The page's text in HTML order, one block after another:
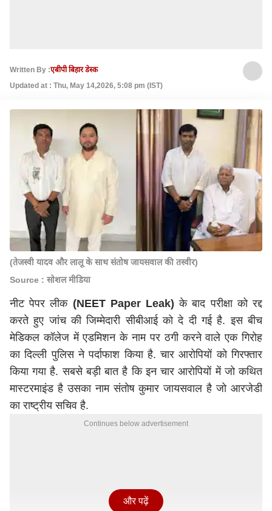
Written By :एबीपी बिहार डेस्क
Updated at : Thu, May 14,2026, 5:08 pm (IST)
(तेजस्वी यादव और लालू के साथ संतोष जायसवाल की तस्वीर)
Source : सोशल मीडिया
नीट पेपर लीक (NEET Paper Leak) के बाद परीक्षा को रद्द
करते हुए जांच की जिम्मेदारी सीबीआई को दे दी गई है. इस बीच
मेडिकल कॉलेज में एडमिशन के नाम पर ठगी करने वाले एक गिरोह
का दिल्ली पुलिस ने पर्दाफाश किया है. चार आरोपियों को गिरफ्तार
किया गया है. सबसे बड़ी बात है कि इन चार आरोपियों में जो कथित
मास्टरमाइंड है उसका नाम संतोष कुमार जायसवाल है जो आरजेडी
का राष्ट्रीय सचिव है.
Continues below advertisement
और पढ़ें